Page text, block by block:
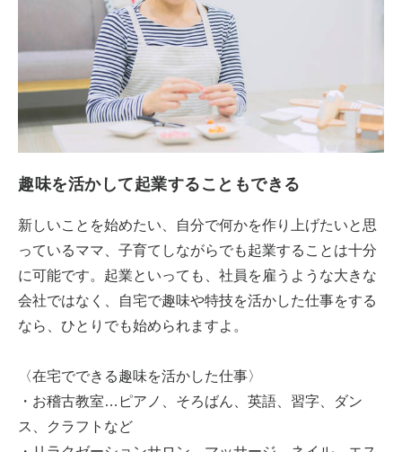
趣味を活かして起業することもできる
新しいことを始めたい、自分で何かを作り上げたいと思
っているママ、子育てしながらでも起業することは十分
に可能です。起業といっても、社員を雇うような大きな
会社ではなく、自宅で趣味や特技を活かした仕事をする
なら、ひとりでも始められますよ。
〈在宅でできる趣味を活かした仕事〉
・お稽古教室…ピアノ、そろばん、英語、習字、ダン
ス、クラフトなど